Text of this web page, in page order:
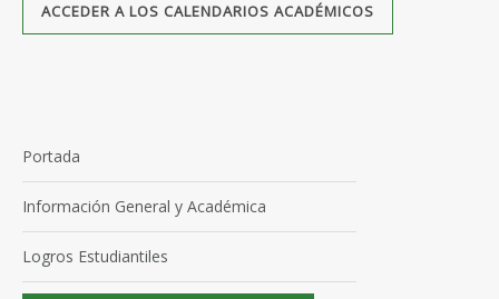
ACCEDER A LOS CALENDARIOS ACADÉMICOS
Portada
Información General y Académica
Logros Estudiantiles